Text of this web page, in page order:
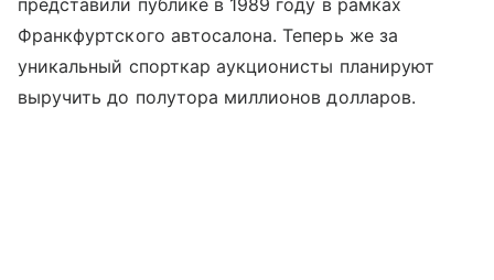
представили публике в 1989 году в рамках
Франкфуртского автосалона. Теперь же за
уникальный спорткар аукционисты планируют
выручить до полутора миллионов долларов.